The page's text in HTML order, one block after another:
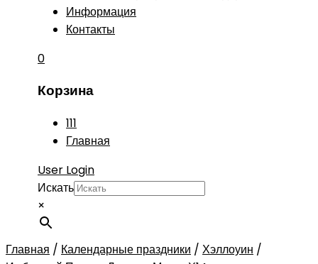
Информация
Контакты
0
Корзина
111
Главная
User Login
Искать
×
Главная / Календарные праздники / Хэллоуин /